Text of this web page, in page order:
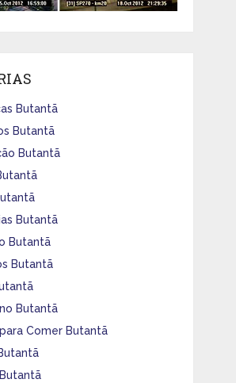
Butantã
Butantã
Butantã
Butantã
Butantã
Butantã
Butantã
Comer Butantã